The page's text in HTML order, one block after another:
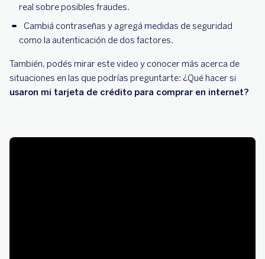
real sobre posibles fraudes.
Cambiá contraseñas y agregá medidas de seguridad
como la autenticación de dos factores.
También, podés mirar este video y conocer más acerca de
situaciones en las que podrías preguntarte: ¿Qué hacer si
usaron mi tarjeta de crédito para comprar en internet?